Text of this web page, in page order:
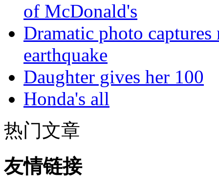
of McDonald's
Dramatic photo
earthquake
Daughter gives her 100
Honda's all
热门文章
友情链接